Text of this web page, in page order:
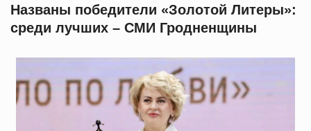
Названы победители «Золотой Литеры»:
среди лучших – СМИ Гродненщины